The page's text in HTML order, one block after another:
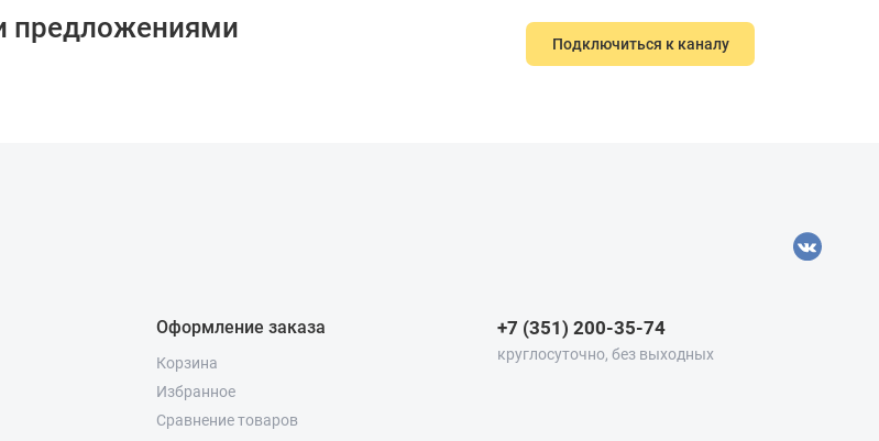
предложениями
Подключиться к каналу
Оформление заказа
Корзина
Избранное
Сравнение товаров
+7 (351) 200-35-74
круглосуточно, без выходных